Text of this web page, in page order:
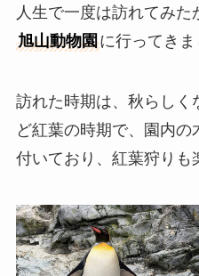
人生で一度は訪れてみ
旭山動物園に行ってきま
訪れた時期は、秋らしく
ど紅葉の時期で、園内
付いており、紅葉狩りも